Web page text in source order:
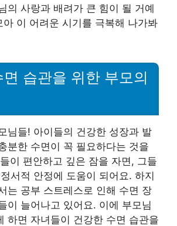
의 사랑과 배려가 큰 힘이 될 거예
아 이 어려운 시기를 극복해 나가봐
면 습관을 위한 부모의
님들! 아이들의 건강한 성장과 발
분한 수면이 꼭 필요하다는 것을
이 편안하고 깊은 잠을 자면, 그들
서적 안정에 도움이 되어요. 하지
는 공부 스트레스로 인해 수면 장
이 늘어나고 있어요. 이에 부모님
하면 자녀들이 건강한 수면 습관을